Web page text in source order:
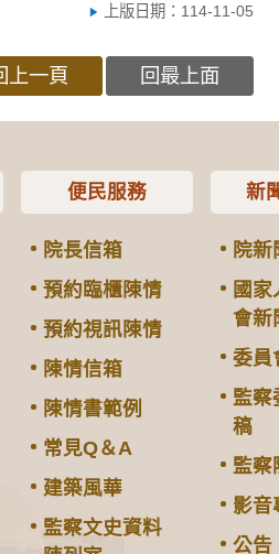
上版日期：114-11-05
上一頁 回最上面
便民服務
院長信箱
預約臨櫃陳情
預約視訊陳情
陳情信箱
陳情書範例
常見Q＆A
建築風華
監察文史資料
新
院新
國家
會新
委員
監察
稿
監察
影音
公告